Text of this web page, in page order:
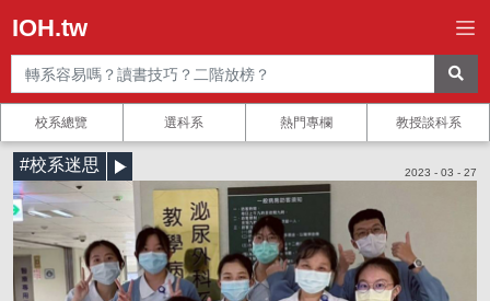
IOH.tw
校系總覽 選科系 熱門專欄 教授談科系
#校系迷思 2023 - 03 - 27